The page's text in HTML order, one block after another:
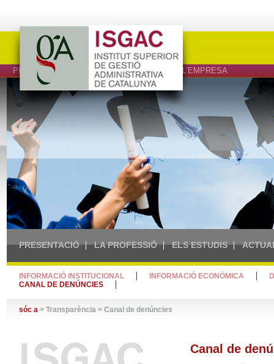
PROFESSIONALS DEL DRET, L’ECONOMIA I L’EMPRESA
PRESENTACIÓ LA PROFESSIÓ ELS ESTUDIS
INFORMACIÓ INSTITUCIONAL INFORMACIÓ ECONÒMICA
CANAL DE DENÚNCIES
sóc a > Transparència > Canal de denúncies
Canal de